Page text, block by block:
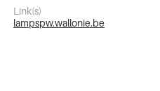
Link(s)
lampspw.wallonie.be